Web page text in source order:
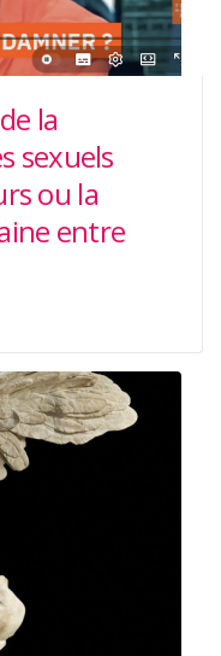
la
sexuels
ou la
entre